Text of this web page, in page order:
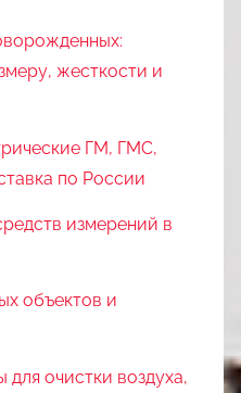
жесткости и
ГМ, ГМС,
по России
измерений в
объектов и
очистки воздуха,